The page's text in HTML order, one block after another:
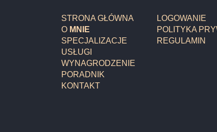
STRONA GŁÓWNA
O MNIE
SPECJALIZACJE
USŁUGI
WYNAGRODZENIE
PORADNIK
KONTAKT
LOGOWANIE
POLITYKA
REGULAMIN